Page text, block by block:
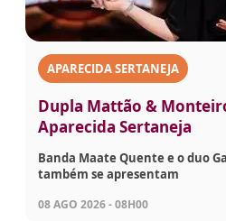
APARECIDA SERTANEJA
Dupla Mattão &
Aparecida Sertaneja
Banda Maate Quente e o duo
também se apresentam
08 AGO 2026 - 08H00